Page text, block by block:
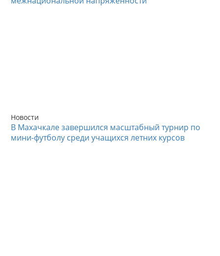
Новости
В Махачкале завершился масштабный турнир по
мини-футболу среди учащихся летних курсов